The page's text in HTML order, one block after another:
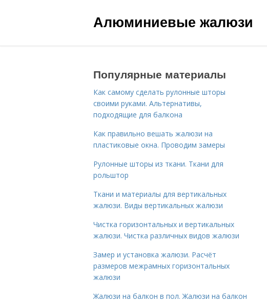
Алюминиевые жалюзи
Популярные материалы
Как самому сделать рулонные шторы
своими руками. Альтернативы,
подходящие для балкона
Как правильно вешать жалюзи на
пластиковые окна. Проводим замеры
Рулонные шторы из ткани. Ткани для
рольштор
Ткани и материалы для вертикальных
жалюзи. Виды вертикальных жалюзи
Чистка горизонтальных и вертикальных
жалюзи. Чистка различных видов жалюзи
Замер и установка жалюзи. Расчёт
размеров межрамных горизонтальных
жалюзи
Жалюзи на балкон в пол. Жалюзи на балкон